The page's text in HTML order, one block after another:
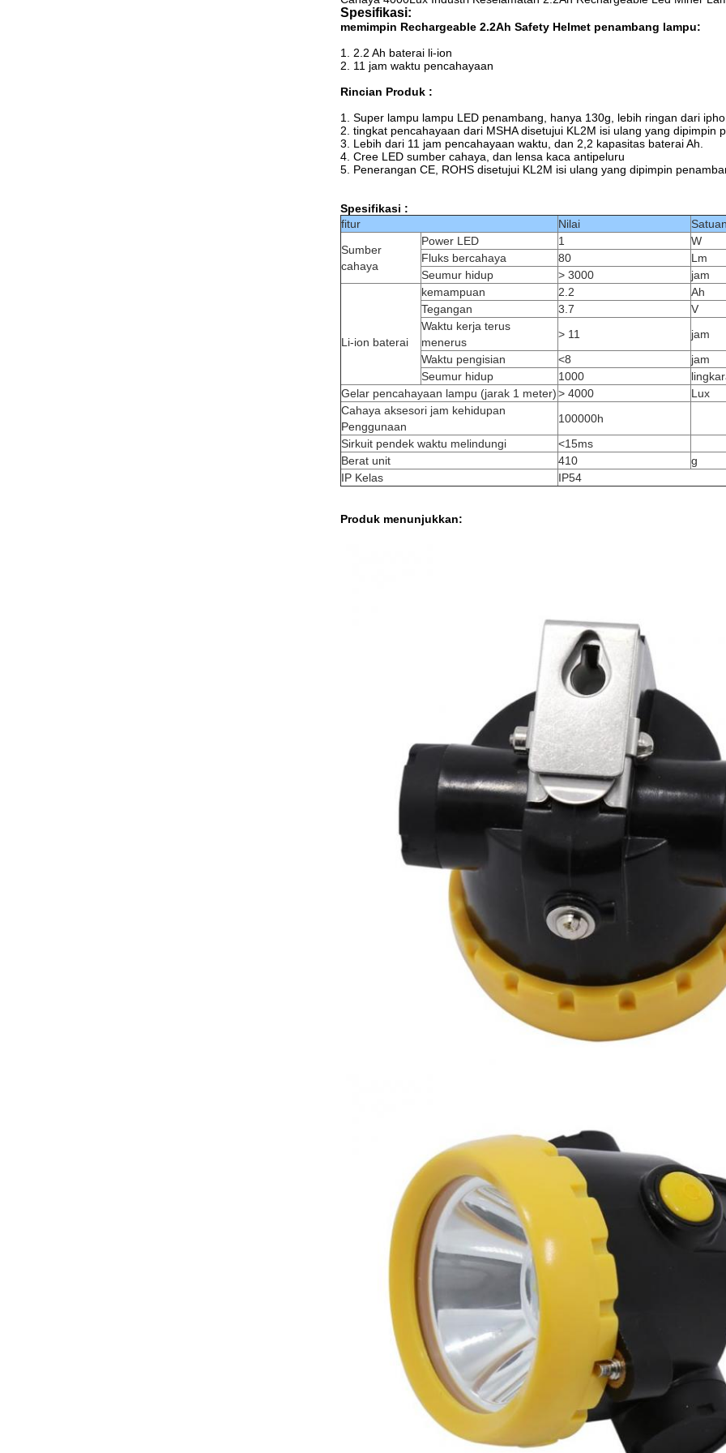
Spesifikasi:
memimpin Rechargeable 2.2Ah Safety Helmet penambang lampu:
1. 2.2 Ah baterai li-ion
2. 11 jam waktu pencahayaan
Rincian Produk :
1. Super lampu lampu LED penambang, hanya 130g, lebih ringan dari
2. tingkat pencahayaan dari MSHA disetujui KL2M isi ulang yang
3. Lebih dari 11 jam pencahayaan waktu, dan 2,2 kapasitas baterai Ah.
4. Cree LED sumber cahaya, dan lensa kaca antipeluru
5. Penerangan CE, ROHS disetujui KL2M isi ulang yang dipimpin
Spesifikasi :
fitur
Nilai
Sumber
cahaya
Power LED 1
W
Fluks bercahaya
80
Lm
Seumur hidup
> 3000 jam
Li-ion baterai
kemampuan 2.2
Ah
Tegangan
3.7
V
Waktu kerja terus
menerus
> 11
jam
Waktu pengisian
<8
jam
Seumur hidup
1000
Gelar pencahayaan lampu (jarak 1 meter)> 4000
Lux
Cahaya aksesori jam kehidupan
Penggunaan
100000h
Sirkuit pendek waktu melindungi
<15ms
Berat unit
410
g
IP Kelas
IP54
Produk menunjukkan: